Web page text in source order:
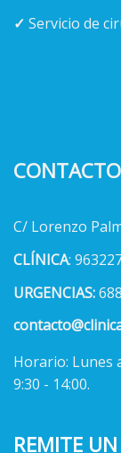
✓ Servicio de
CONTACTO
C/ Lorenzo
CLÍNICA:
URGENCIAS:
Horario: Lunes
9:30 - 14:00.
REMITE